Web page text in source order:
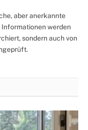
aber anerkannte
Informationen werden
sondern auch von